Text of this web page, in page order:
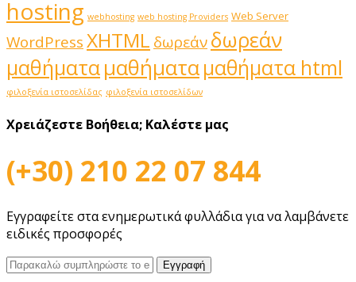
hosting webhosting web hosting Providers Web Server
WordPressXHTML δωρεάνδωρεάν
μαθήματαμαθήματαμαθήματα html
φιλοξενία ιστοσελίδας φιλοξενία ιστοσελίδων
Χρειάζεστε Βοήθεια; Καλέστε μας
(+30) 210 22 07 844
Εγγραφείτε στα ενημερωτικά φυλλάδια για να λαμβάνετε
ειδικές προσφορές